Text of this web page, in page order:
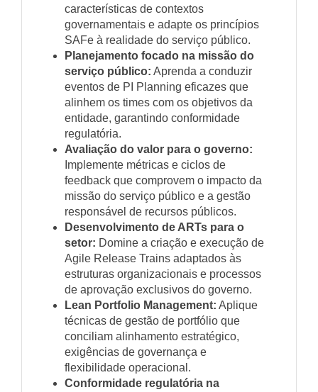
características de contextos
governamentais e adapte os princípios
SAFe à realidade do serviço público.
Planejamento focado na missão do
serviço público: Aprenda a conduzir
eventos de PI Planning eficazes que
alinhem os times com os objetivos da
entidade, garantindo conformidade
regulatória.
Avaliação do valor para o governo:
Implemente métricas e ciclos de
feedback que comprovem o impacto da
missão do serviço público e a gestão
responsável de recursos públicos.
Desenvolvimento de ARTs para o
setor: Domine a criação e execução de
Agile Release Trains adaptados às
estruturas organizacionais e processos
de aprovação exclusivos do governo.
Lean Portfolio Management: Aplique
técnicas de gestão de portfólio que
conciliam alinhamento estratégico,
exigências de governança e
flexibilidade operacional.
Conformidade regulatória na